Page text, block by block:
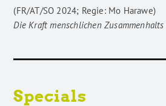
(FR/AT/SO 2024; Regie: Mo Harawe)
Die Kraft menschlichen Zusammenhalts
Specials